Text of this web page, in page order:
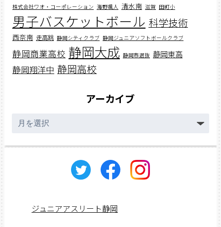
株式会社ワオ・コーポレーション 海野颯人 清水南 滋賀 田町小
男子バスケットボール 科学技術
西奈南 走高跳 静岡シティクラブ 静岡ジュニアソフトボールクラブ
静岡商業高校 静岡大成 静岡市選抜 静岡東高
静岡翔洋中 静岡高校
アーカイブ
ー
ジュニアアスリート静岡